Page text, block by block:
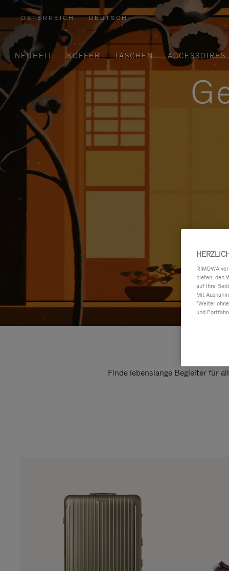
ÖSTERREICH
,
WÄHLEN
SIE
IHRE
REGION
AUS
| DEUTSCH
NEUHEIT KOFFER TASCHEN ACCESSOIRES
Finde lebenslange Begleiter für
RIMOWA
bieten, den
auf Ihre
Mit
"Weiter
und